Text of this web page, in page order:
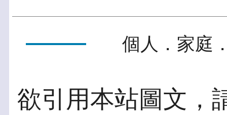
個人．家庭
欲引用本站圖文，